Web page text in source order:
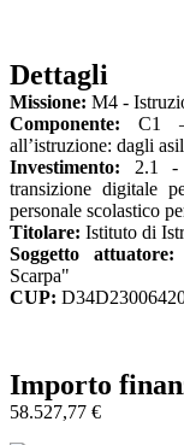
Dettagli
Missione: M4 -
Componente:C1
all’istruzione: dagli
Investimento: 2.1 -
transizione digitale
personale scolastico
Titolare: Istituto di
Soggetto attuatore:
Scarpa"
CUP:
Importo
58.527,77 €